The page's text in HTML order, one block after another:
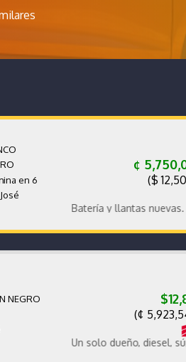
¢
($
en 6
Batería y llantas nuevas.
(¢
NEGRO
Un solo dueño, diesel, súper